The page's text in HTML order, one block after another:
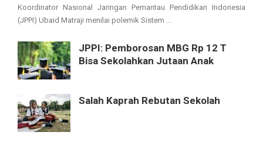
Koordinator Nasional Jaringan Pemantau Pendidikan Indonesia
(JPPI) Ubaid Matraji menilai polemik Sistem ...
JPPI: Pemborosan MBG Rp 12 T
Bisa Sekolahkan Jutaan Anak
Salah Kaprah Rebutan Sekolah